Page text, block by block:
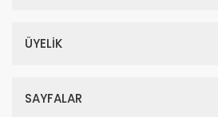
ÜYELİK
SAYFALAR